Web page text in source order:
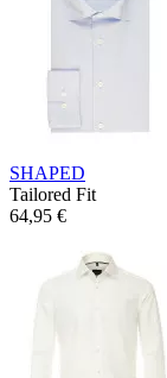
SHAPED
Tailored Fit
64,95 €